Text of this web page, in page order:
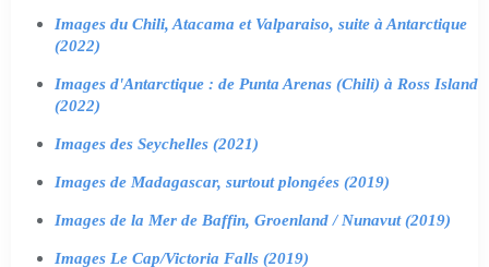
Images du Chili, Atacama et Valparaiso, suite à Antarctique
(2022)
Images d'Antarctique : de Punta Arenas (Chili) à Ross Island
(2022)
Images des Seychelles (2021)
Images de Madagascar, surtout plongées (2019)
Images de la Mer de Baffin, Groenland / Nunavut (2019)
Images Le Cap/Victoria Falls (2019)